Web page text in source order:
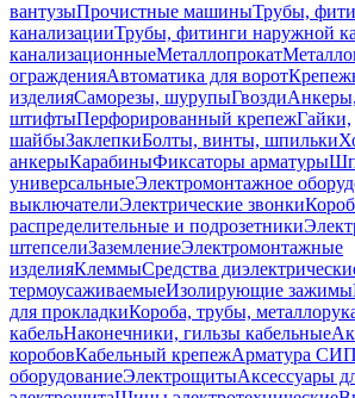
вантузыПрочистные машиныТрубы,
канализацииТрубы, фитинги наружной
канализационныеМеталлопрокат
огражденияАвтоматика для ворот
изделияСаморезы, шурупыГвозди
штифтыПерфорированный крепежГайки,
шайбыЗаклепкиБолты, винты, шпильки
анкерыКарабиныФиксаторы арматуры
универсальныеЭлектромонтажное
выключателиЭлектрические звонки
распределительные и подрозетники
штепселиЗаземлениеЭлектромонтажные
изделияКлеммыСредства
термоусаживаемыеИзолирующие зажимы
для прокладкиКороба, трубы,
кабельНаконечники, гильзы кабельные
коробовКабельный крепежАрматура СИП
оборудованиеЭлектрощитыАксессуары